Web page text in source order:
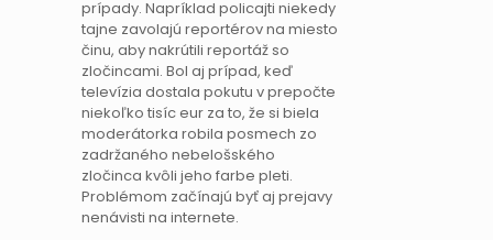
prípady. Napríklad policajti niekedy
tajne zavolajú reportérov na miesto
činu, aby nakrútili reportáž so
zločincami. Bol aj prípad, keď
televízia dostala pokutu v prepočte
niekoľko tisíc eur za to, že si biela
moderátorka robila posmech zo
zadržaného nebelošského
zločinca kvôli jeho farbe pleti.
Problémom začínajú byť aj prejavy
nenávisti na internete.